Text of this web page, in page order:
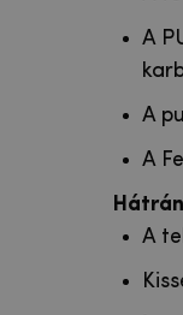
A
A
A
A